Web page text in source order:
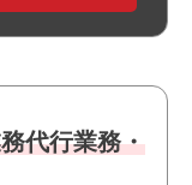
代行業務・
経験